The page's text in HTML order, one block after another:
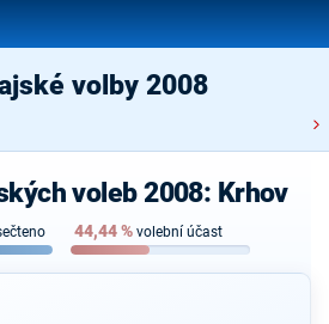
volby 2008
voleb 2008: Krhov
44,44% volební účast